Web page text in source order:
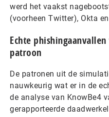
werd het vaakst
(voorheen Twitter), Okta
Echte
patroon
De patronen uit de
nauwkeurig wat er in de
de analyse van KnowBe4
gerapporteerde